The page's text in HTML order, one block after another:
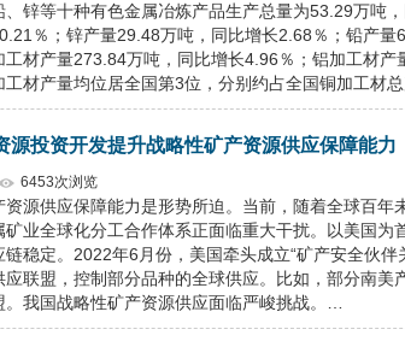
锌等十种有色金属冶炼产品生产总量为53.29万吨
％；锌产量29.48万吨，同比增长2.68％；铅产
工材产量273.84万吨，同比增长4.96％；铝加工材
材产量均位居全国第3位，分别约占全国铜加工材
源投资开发提升战略性矿产资源供应保障能力
6453次浏览
源供应保障能力是形势所迫。当前，随着全球百年
矿业全球化分工合作体系正面临重大干扰。以美国
稳定。2022年6月份，美国牵头成立“矿产安全伙伴
联盟，控制部分品种的全球供应。比如，部分南美
我国战略性矿产资源供应面临严峻挑战。…